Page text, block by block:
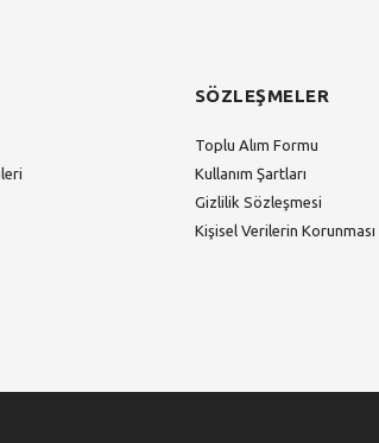
SÖZLEŞMELER
Toplu Alım Formu
Kullanım Şartları
Gizlilik Sözleşmesi
Kişisel Verilerin Korunması